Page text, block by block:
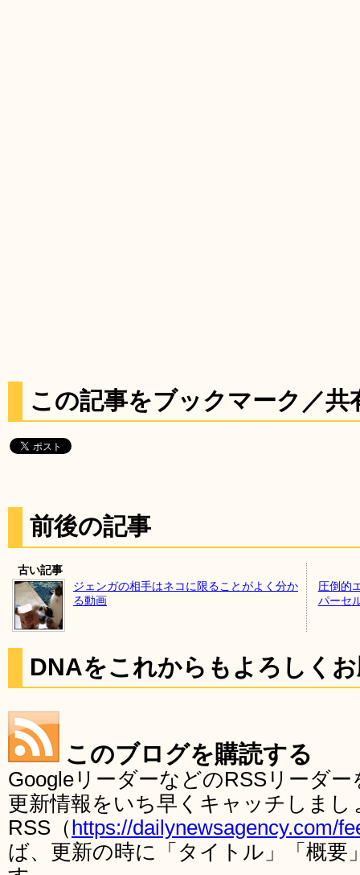
この記事をブックマーク／共
前後の記事
古い記事
ジェンガの相手はネコに限ることがよく分か
る動画
圧倒的
パーセ
DNAをこれからもよろしく
このブログを購読する
GoogleリーダーなどのRSSリーダ
更新情報をいち早くキャッチしま
RSS（ https://dailynewsagency.com/
ば、更新の時に「タイトル」「概要